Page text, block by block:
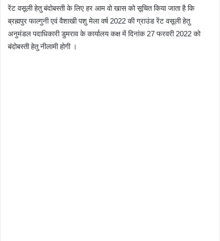
रेंट वसूली हेतु बंदोबस्ती के लिए हर आम वो खास को सूचित किया जाता है कि
ब्रह्मपुर फाल्गुनी एवं वैशाखी पशु मेला वर्ष 2022 की ग्राउंड रेंट वसूली हेतु
अनुमंडल पदाधिकारी डुमराव के कार्यालय कक्ष में दिनांक 27 फरवरी 2022 को
बंदोबस्ती हेतु नीलामी होगी ।